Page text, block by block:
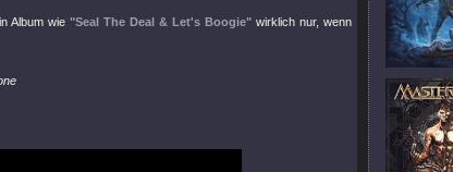
Album wie "Seal The Deal & Let's Boogie"wirklich nur, wenn